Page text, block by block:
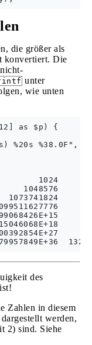
die größer als
konvertiert. Die
unter
wie unten
as $p) {
%20s %38.0F",
1024
1048576
des
Zahlen in diesem
werden,
2) sind. Siehe